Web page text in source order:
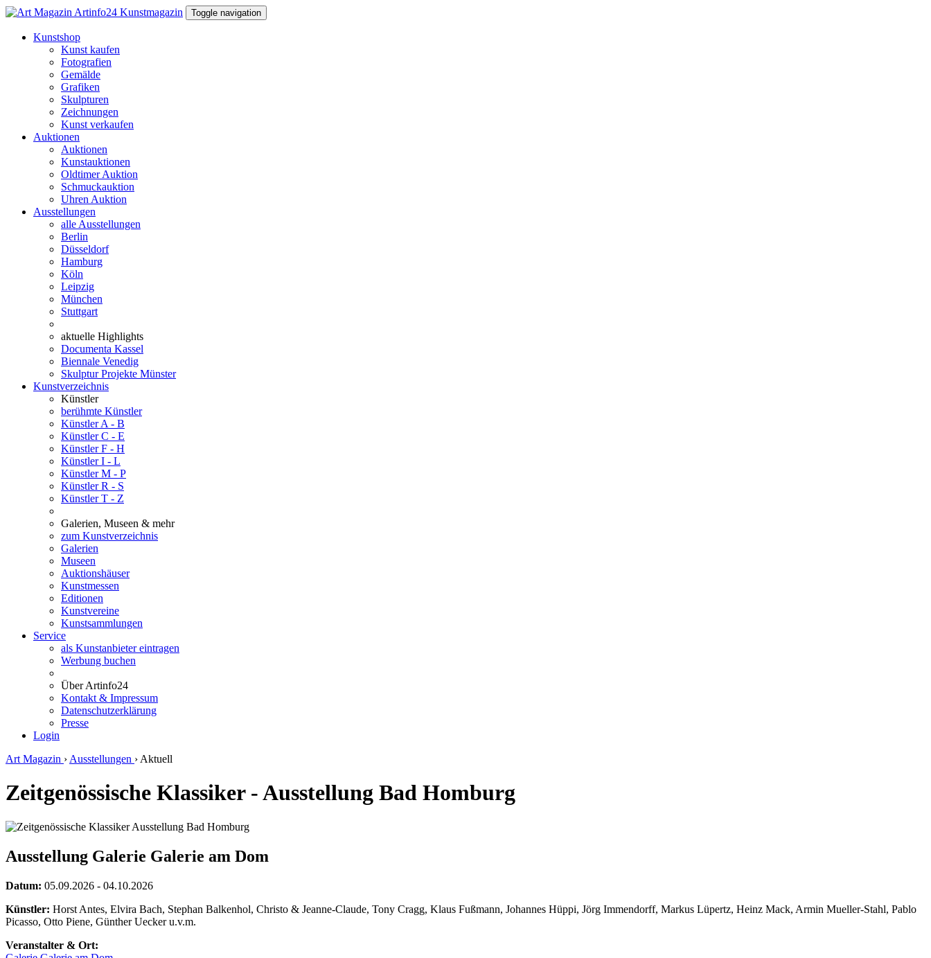
Toggle navigation
Kunstshop
Kunst kaufen
Fotografien
Gemälde
Grafiken
Skulpturen
Zeichnungen
Kunst verkaufen
Auktionen
Auktionen
Kunstauktionen
Oldtimer Auktion
Schmuckauktion
Uhren Auktion
Ausstellungen
alle Ausstellungen
Berlin
Düsseldorf
Hamburg
Köln
Leipzig
München
Stuttgart
aktuelle Highlights
Documenta Kassel
Biennale Venedig
Skulptur Projekte Münster
Kunstverzeichnis
Künstler
berühmte Künstler
Künstler A - B
Künstler C - E
Künstler F - H
Künstler I - L
Künstler M - P
Künstler R - S
Künstler T - Z
Galerien, Museen & mehr
zum Kunstverzeichnis
Galerien
Museen
Auktionshäuser
Kunstmessen
Editionen
Kunstvereine
Kunstsammlungen
Service
als Kunstanbieter eintragen
Werbung buchen
Über Artinfo24
Kontakt & Impressum
Datenschutzerklärung
Presse
Login
Art Magazin › Ausstellungen › Aktuell
Zeitgenössische Klassiker - Ausstellung Bad Homburg
Ausstellung Galerie Galerie am Dom
Datum: 05.09.2026 - 04.10.2026
Künstler: Horst Antes, Elvira Bach, Stephan Balkenhol, Christo & Jeanne-Claude, Tony Cragg, Klaus Fußmann, Johannes Hüppi, Jörg Immendorff, Markus Lüpertz, Heinz Mack, Armin Mueller-Stahl, Pablo
Picasso, Otto Piene, Günther Uecker u.v.m.
Veranstalter & Ort: